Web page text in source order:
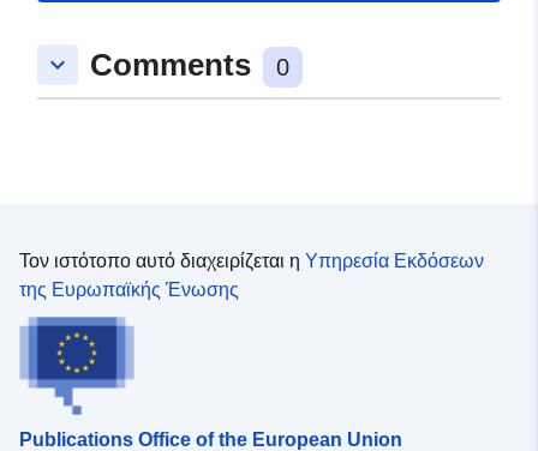
keyboard_arrow_down Comments 0
Τον ιστότοπο αυτό διαχειρίζεται η Υπηρεσία Εκδόσεων
της Ευρωπαϊκής Ένωσης
Publications Office of the European Union